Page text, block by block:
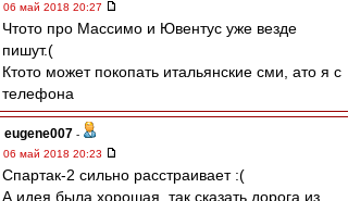
06 май 2018 20:27
Чтото про Массимо и Ювентус уже везде
пишут.(
Ктото может покопать итальянские сми, ато я с
телефона
eugene007 -
06 май 2018 20:23
Спартак-2 сильно расстраивает :(
А идея была хорошая, так сказать дорога из